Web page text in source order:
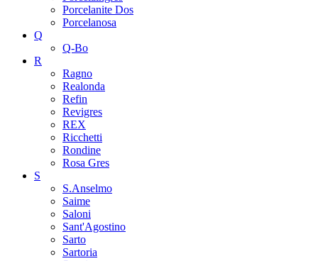
Porcelanite Dos
Porcelanosa
Q
Q-Bo
R
Ragno
Realonda
Refin
Revigres
REX
Ricchetti
Rondine
Rosa Gres
S
S.Anselmo
Saime
Saloni
Sant'Agostino
Sarto
Sartoria